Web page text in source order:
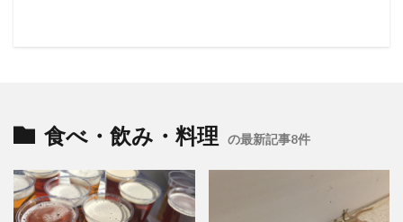
食べ・飲み・料理 の最新記事8件